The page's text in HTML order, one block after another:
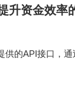
资金效率
供的API接口，